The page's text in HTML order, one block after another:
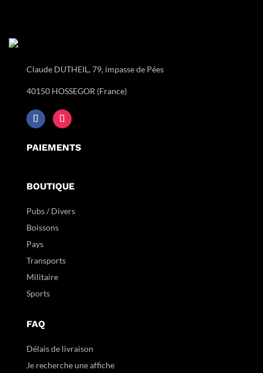
Claude DUTHEIL, 79, impasse de Pées
40150 HOSSEGOR (France)
PAIEMENTS
BOUTIQUE
Pubs / Divers
Boissons
Pays
Transports
Militaire
Sports
FAQ
Délais de livraison
Je recherche une affiche